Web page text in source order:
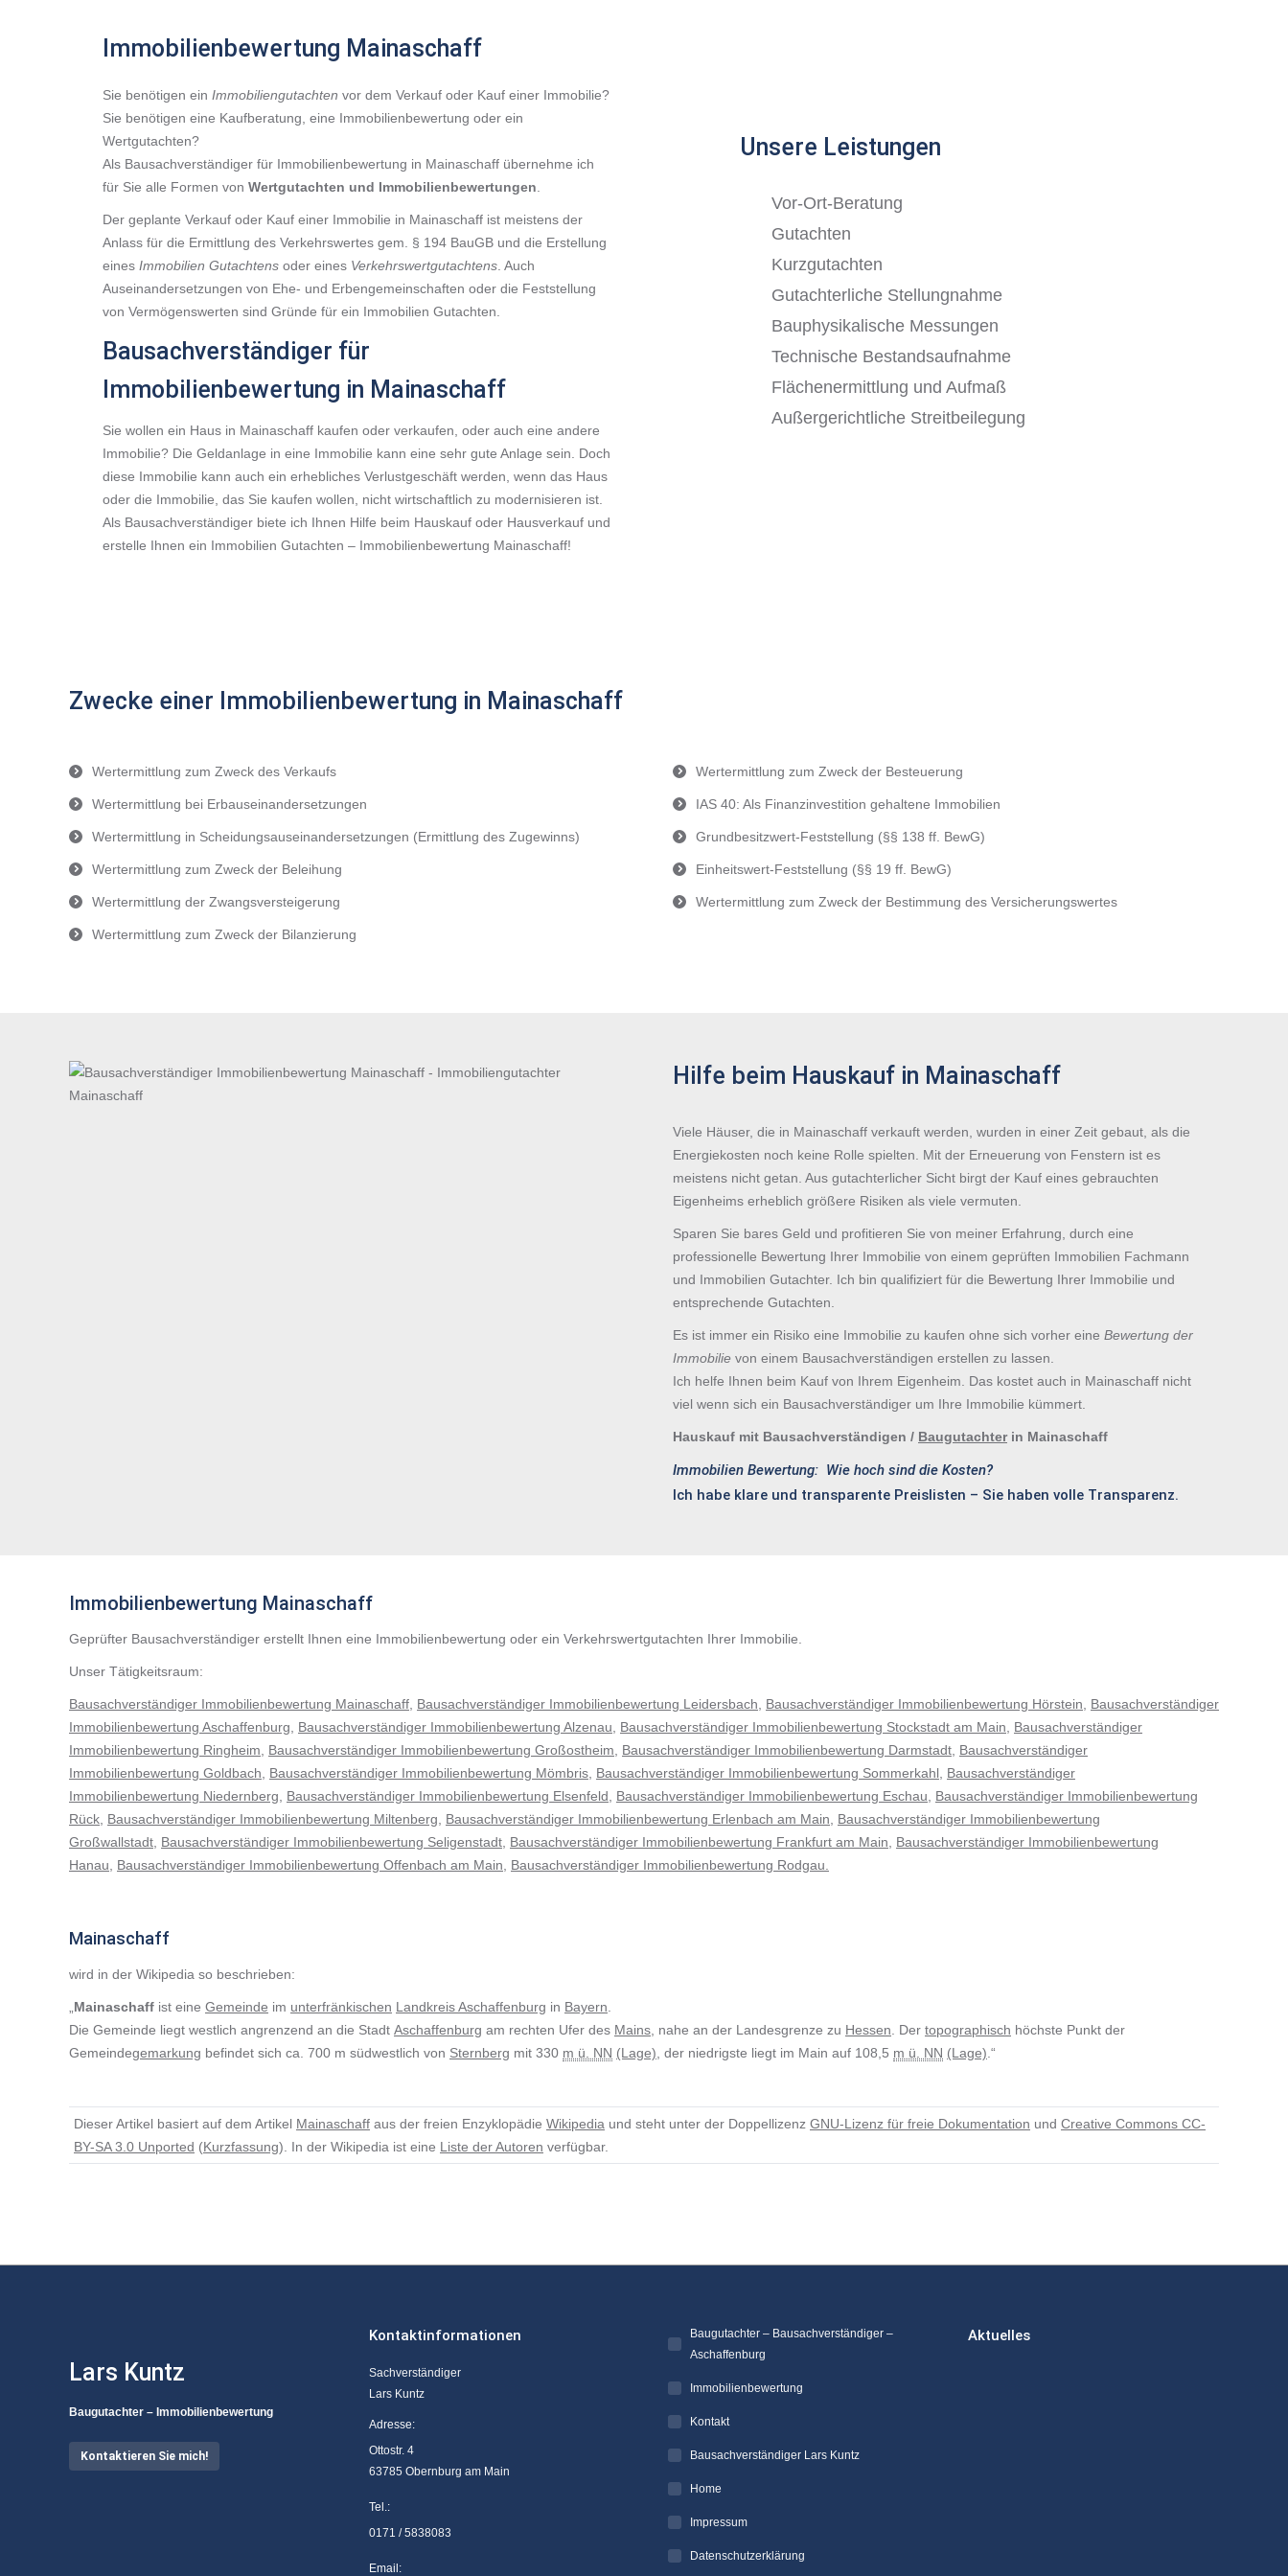
Immobilienbewertung Mainaschaff
Sie benötigen ein Immobiliengutachten vor dem Verkauf oder Kauf einer Immobilie?
Sie benötigen eine Kaufberatung, eine Immobilienbewertung oder ein
Wertgutachten?
Als Bausachverständiger für Immobilienbewertung in Mainaschaff übernehme ich
für Sie alle Formen von Wertgutachten und Immobilienbewertungen
Der geplante Verkauf oder Kauf einer Immobilie in Mainaschaff ist meistens der
Anlass für die Ermittlung des Verkehrswertes gem. § 194 BauGB und die Erstellung
eines Immobilien Gutachtens oder eines Verkehrswertgutachtens . Auch
Auseinandersetzungen von Ehe- und Erbengemeinschaften oder die Feststellung
von Vermögenswerten sind Gründe für ein Immobilien Gutachten.
Bausachverständiger für
Immobilienbewertung in Mainaschaff
Sie wollen ein Haus in Mainaschaff kaufen oder verkaufen, oder auch eine andere
Immobilie? Die Geldanlage in eine Immobilie kann eine sehr gute Anlage sein. Doch
diese Immobilie kann auch ein erhebliches Verlustgeschäft werden, wenn das Haus
oder die Immobilie, das Sie kaufen wollen, nicht wirtschaftlich zu modernisieren ist.
Als Bausachverständiger biete ich Ihnen Hilfe beim Hauskauf oder Hausverkauf und
erstelle Ihnen ein Immobilien Gutachten – Immobilienbewertung Mainaschaff!
Unsere Leistungen
Vor-Ort-Beratung
Gutachten
Kurzgutachten
Gutachterliche Stellungnahme
Bauphysikalische Messungen
Technische Bestandsaufnahme
Flächenermittlung und Aufmaß
Außergerichtliche Streitbeilegung
Zwecke einer Immobilienbewertung in Mainaschaff
Wertermittlung zum Zweck des Verkaufs
Wertermittlung bei Erbauseinandersetzungen
Wertermittlung in Scheidungsauseinandersetzungen (Ermittlung des Zugewinns)
Wertermittlung zum Zweck der Beleihung
Wertermittlung der Zwangsversteigerung
Wertermittlung zum Zweck der Bilanzierung
Wertermittlung zum Zweck der Besteuerung
IAS 40: Als Finanzinvestition gehaltene Immobilien
Grundbesitzwert-Feststellung (§§ 138 ff. BewG)
Einheitswert-Feststellung (§§ 19 ff. BewG)
Wertermittlung zum Zweck der Bestimmung des Versicherungswertes
Hilfe beim Hauskauf in Mainaschaff
Viele Häuser, die in Mainaschaff verkauft werden, wurden in einer Zeit gebaut, als die
Energiekosten noch keine Rolle spielten. Mit der Erneuerung von Fenstern ist es
meistens nicht getan. Aus gutachterlicher Sicht birgt der Kauf eines gebrauchten
Eigenheims erheblich größere Risiken als viele vermuten.
Sparen Sie bares Geld und profitieren Sie von meiner Erfahrung, durch eine
professionelle Bewertung Ihrer Immobilie von einem geprüften Immobilien Fachmann
und Immobilien Gutachter. Ich bin qualifiziert für die Bewertung Ihrer Immobilie und
entsprechende Gutachten.
Es ist immer ein Risiko eine Immobilie zu kaufen ohne sich vorher eine Bewertung der
Immobilie von einem Bausachverständigen erstellen zu lassen.
Ich helfe Ihnen beim Kauf von Ihrem Eigenheim. Das kostet auch in Mainaschaff nicht
viel wenn sich ein Bausachverständiger um Ihre Immobilie kümmert.
Hauskauf mit Bausachverständigen / Baugutachterin Mainaschaff
Immobilien Bewertung: Wie hoch sind die Kosten?
Ich habe klare und transparente Preislisten – Sie haben volle Transparenz.
Immobilienbewertung Mainaschaff
Geprüfter Bausachverständiger erstellt Ihnen eine Immobilienbewertung oder ein Verkehrswertgutachten Ihrer Immobilie.
Unser Tätigkeitsraum:
Bausachverständiger Immobilienbewertung Mainaschaff Bausachverständiger Immobilienbewertung Leidersbach Bausachverständiger Immobilienbewertung Hörstein
Bausachverständiger
Immobilienbewertung Aschaffenburg
Bausachverständiger Immobilienbewertung Alzenau Bausachverständiger Immobilienbewertung Stockstadt am Main
Bausachverständiger
Immobilienbewertung Ringheim
Bausachverständiger Immobilienbewertung Großostheim Bausachverständiger Immobilienbewertung Darmstadt Bausachverständiger
Immobilienbewertung Goldbach
Bausachverständiger Immobilienbewertung Mömbris Bausachverständiger Immobilienbewertung Sommerkahl Bausachverständiger
Immobilienbewertung Niedernberg
Bausachverständiger Immobilienbewertung Elsenfeld Bausachverständiger Immobilienbewertung Eschau
Bausachverständiger Immobilienbewertung
Rück Bausachverständiger Immobilienbewertung Miltenberg Bausachverständiger Immobilienbewertung Erlenbach am Main
Bausachverständiger Immobilienbewertung
Großwallstadt Bausachverständiger Immobilienbewertung Seligenstadt Bausachverständiger Immobilienbewertung Frankfurt am Main
Bausachverständiger Immobilienbewertung
Hanau
Bausachverständiger Immobilienbewertung Offenbach am Main, Bausachverständiger Immobilienbewertung Rodgau.
Mainaschaff
wird in der Wikipedia so beschrieben:
Mainaschaff ist eine Gemeinde im unterfränkischen Landkreis Aschaffenburg in Bayern
Die Gemeinde liegt westlich angrenzend an die Stadt Aschaffenburg am rechten Ufer des Mains , nahe an der Landesgrenze zu Hessen . Der topographisch höchste Punkt der
Gemeindegemarkung befindet sich ca. 700 m südwestlich von Sternberg mit 330 m ü. NN (Lage) , der niedrigste liegt im Main auf 108,5 m ü. NN (Lage) .“
Dieser Artikel basiert auf dem Artikel Mainaschaff aus der freien Enzyklopädie Wikipedia und steht unter der Doppellizenz GNU-Lizenz für freie Dokumentation und Creative Commons CC-
BY-SA 3.0 Unported (Kurzfassung). In der Wikipedia ist eine Liste der Autoren verfügbar.
Lars Kuntz
Baugutachter – Immobilienbewertung
Kontaktieren Sie mich!
Kontaktinformationen
Sachverständiger
Lars Kuntz
Adresse:
Ottostr. 4
63785 Obernburg am Main
Tel.:
0171 / 5838083
Email:
Baugutachter – Bausachverständiger –
Aschaffenburg
Immobilienbewertung
Kontakt
Bausachverständiger Lars Kuntz
Home
Impressum
Datenschutzerklärung
Aktuelles